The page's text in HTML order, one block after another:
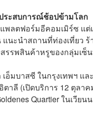
ระสบการณ์ช้อปข้ามโลก
ลตฟอร์มอีคอมเมิร์ซ แต่
นะนำสถานที่ท่องเที่ยว
รพสินค้าหรูของกลุ่มเซ็
มบาสซี ในกรุงเทพฯ แล
าลี (เปิดบริการ 12 ตุลา
Quartier ในเวียน